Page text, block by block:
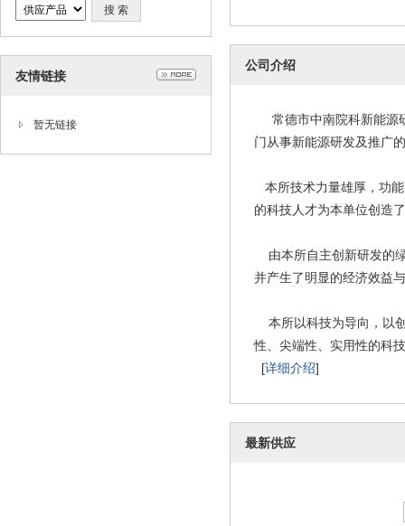
友情链接
暂无链接
公司介绍
常德市中南院科新能源
门从事新能源研发及推广
本所技术力量雄厚，功
的科技人才为本单位创造
由本所自主创新研发的
并产生了明显的经济效益
本所以科技为导向，以
性、尖端性、实用性的科
[详细介绍]
最新供应